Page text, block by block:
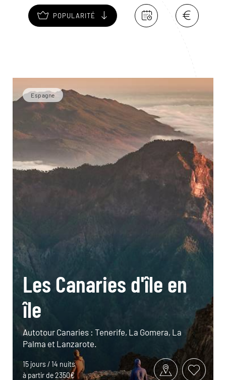
POPULARITÉ
Espagne
Les Canaries d'île en
île
Autotour Canaries : Tenerife, La Gomera, La
Palma et Lanzarote.
15 jours / 14 nuits
à partir de 2350€